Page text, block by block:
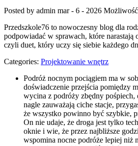
Posted by admin mar - 6 - 2026
Przedszkole76 to nowoczesny blog dla
podpowiadać w sprawach, które
czyli duet, który uczy się siebie każdego
Categories: Projektowanie wnętrz
Podróż nocnym pociągiem ma w
doświadczenie przejścia pomiędzy
wycina z podróży zbędny pośpiech,
nagle zauważają ciche stacje,
że wszystko powinno być szybkie,
On nie udaje, że droga jest tylko
oknie i wie, że przez najbliższe
wspomina nocne podróże lepiej niż